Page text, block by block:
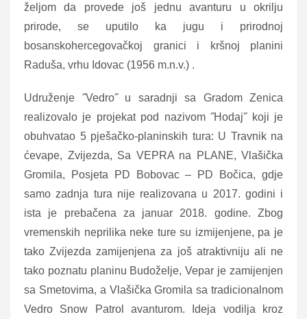
željom da provede još jednu avanturu u okrilju
prirode, se uputilo ka jugu i prirodnoj
bosanskohercegovačkoj granici i kršnoj planini
Raduša, vrhu Idovac (1956 m.n.v.) .
Udruženje ˝Vedro˝ u saradnji sa Gradom Zenica
realizovalo je projekat pod nazivom ˝Hodaj˝ koji je
obuhvatao 5 pješačko-planinskih tura: U Travnik na
ćevape, Zvijezda, Sa VEPRA na PLANE, Vlašička
Gromila, Posjeta PD Bobovac – PD Bočica, gdje
samo zadnja tura nije realizovana u 2017. godini i
ista je prebačena za januar 2018. godine. Zbog
vremenskih neprilika neke ture su izmijenjene, pa je
tako Zvijezda zamijenjena za još atraktivniju ali ne
tako poznatu planinu Budoželje, Vepar je zamijenjen
sa Smetovima, a Vlašička Gromila sa tradicionalnom
Vedro Snow Patrol avanturom. Ideja vodilja kroz